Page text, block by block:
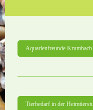
Aquarienfreunde
Tierbedarf in der